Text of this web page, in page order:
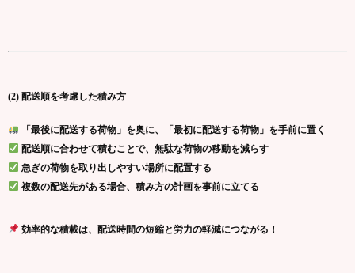
(2) 配送順を考慮した積み方
「最後に配送する荷物」を奥に、「最初に配送する荷物」を手前に置く
配送順に合わせて積むことで、無駄な荷物の移動を減らす
急ぎの荷物を取り出しやすい場所に配置する
複数の配送先がある場合、積み方の計画を事前に立てる
効率的な積載は、配送時間の短縮と労力の軽減につながる！